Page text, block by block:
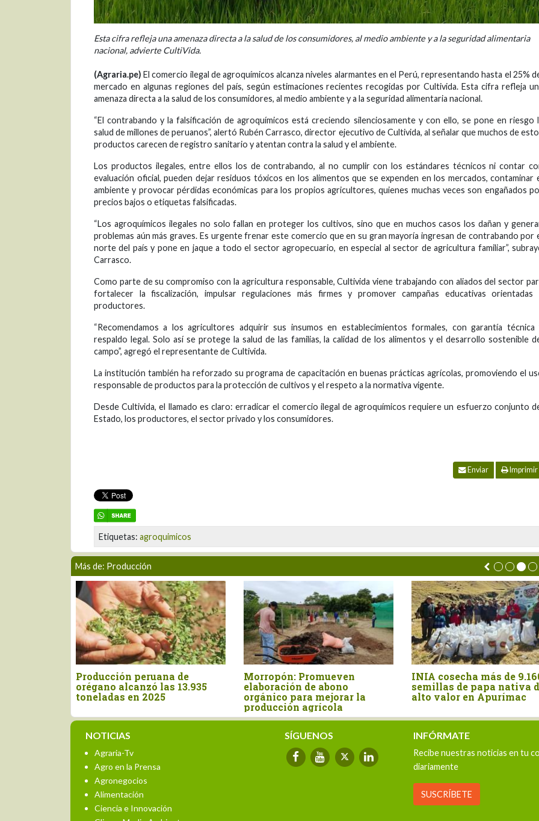
Esta cifra refleja una amenaza directa a la salud de los consumidores, al medio ambiente y a la seguridad alimentaria
nacional, advierte CultiVida.
(Agraria.pe) El comercio ilegal de agroquímicos alcanza niveles alarmantes en el Perú, representando hasta el 25%
mercado en algunas regiones del país, según estimaciones recientes recogidas por Cultivida. Esta cifra refleja
amenaza directa a la salud de los consumidores, al medio ambiente y a la seguridad alimentaria nacional.
“El contrabando y la falsificación de agroquímicos está creciendo silenciosamente y con ello, se pone en riesgo
salud de millones de peruanos”, alertó Rubén Carrasco, director ejecutivo de Cultivida, al señalar que muchos de
productos carecen de registro sanitario y atentan contra la salud y el ambiente.
Los productos ilegales, entre ellos los de contrabando, al no cumplir con los estándares técnicos ni contar
evaluación oficial, pueden dejar residuos tóxicos en los alimentos que se expenden en los mercados, contaminar
ambiente y provocar pérdidas económicas para los propios agricultores, quienes muchas veces son engañados
precios bajos o etiquetas falsificadas.
“Los agroquímicos ilegales no solo fallan en proteger los cultivos, sino que en muchos casos los dañan y
problemas aún más graves. Es urgente frenar este comercio que en su gran mayoría ingresan de contrabando por
norte del país y pone en jaque a todo el sector agropecuario, en especial al sector de agricultura familiar”,
Carrasco.
Como parte de su compromiso con la agricultura responsable, Cultivida viene trabajando con aliados del sector
fortalecer la fiscalización, impulsar regulaciones más firmes y promover campañas educativas orientadas
productores.
“Recomendamos a los agricultores adquirir sus insumos en establecimientos formales, con garantía técnica
respaldo legal. Solo así se protege la salud de las familias, la calidad de los alimentos y el desarrollo sostenible
campo”, agregó el representante de Cultivida.
La institución también ha reforzado su programa de capacitación en buenas prácticas agrícolas, promoviendo el
responsable de productos para la protección de cultivos y el respeto a la normativa vigente.
Desde Cultivida, el llamado es claro: erradicar el comercio ilegal de agroquímicos requiere un esfuerzo conjunto
Estado, los productores, el sector privado y los consumidores.
Enviar Imprimir
Etiquetas: agroquimicos
Más de: Producción
peruana de
alcanzó las 13.935
Morropón: Promueven
elaboración de abono
orgánico para mejorar la
INIA cosecha más de 9.160
semillas de papa nativa de
alto valor en Apurímac
Floración
se
de agosto
NOTICIAS
Agraria-Tv
Agro en la Prensa
Agronegocios
Alimentación
Ciencia e Innovación
SÍGUENOS INFÓRMATE
Recibe nuestras noticias en tu
diariamente
SUSCRÍBETE